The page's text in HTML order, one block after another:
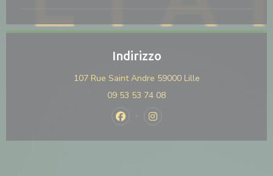
Indirizzo
107 Rue Saint Andre 59000 Lille((apre una nuova
09 53 53 74 08
Facebook ((apre una nuova
Instagram ((apre una nuova